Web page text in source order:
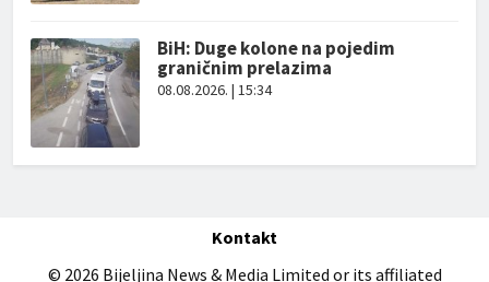
BiH: Duge kolone na pojedim
graničnim prelazima
08.08.2026. | 15:34
Kontakt
© 2026 Bijeljina News & Media Limited or its affiliated